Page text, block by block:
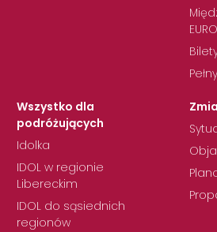
Wszystko dla
podróżujących
Idolka
IDOL w regionie
Libereckim
IDOL do sąsiednich
regionów